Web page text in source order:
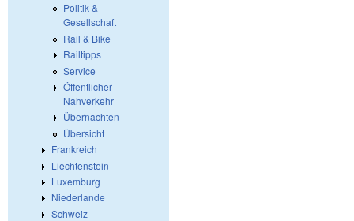
Politik &
Gesellschaft
Rail & Bike
Railtipps
Service
Öffentlicher
Nahverkehr
Übernachten
Übersicht
Frankreich
Liechtenstein
Luxemburg
Niederlande
Schweiz